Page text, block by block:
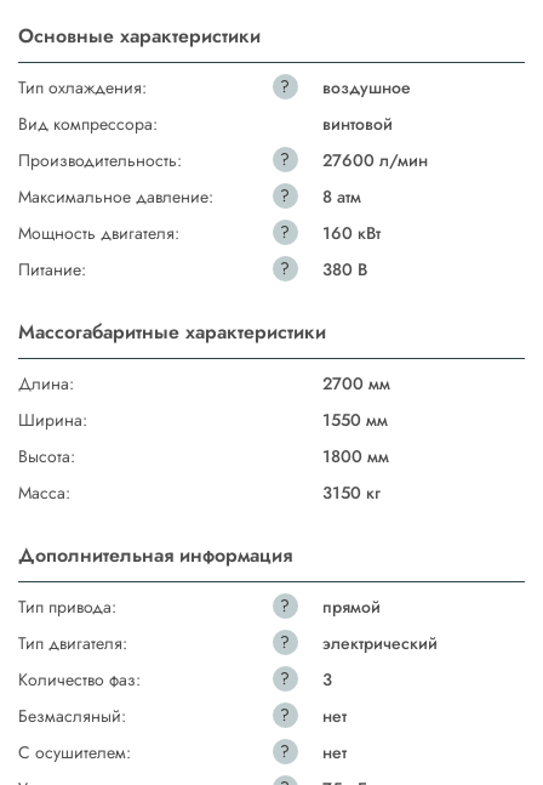
Основные характеристики
Тип охлаждения: ?
воздушное
Вид компрессора:
винтовой
Производительность:
?
27600 л/мин
Максимальное давление:
?
8 атм
Мощность двигателя:
?
160 кВт
Питание:
? 380 В
Массогабаритные характеристики
Длина:
2700 мм
Ширина:
1550 мм
Высота:
1800 мм
Масса:
3150 кг
Дополнительная информация
Тип привода: ?
прямой
Тип двигателя:
?
электрический
Количество фаз:
?
3
Безмасляный:
?
нет
С осушителем:
?
нет